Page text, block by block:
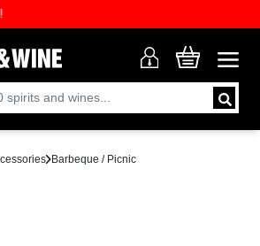
Barbeque / Picnic